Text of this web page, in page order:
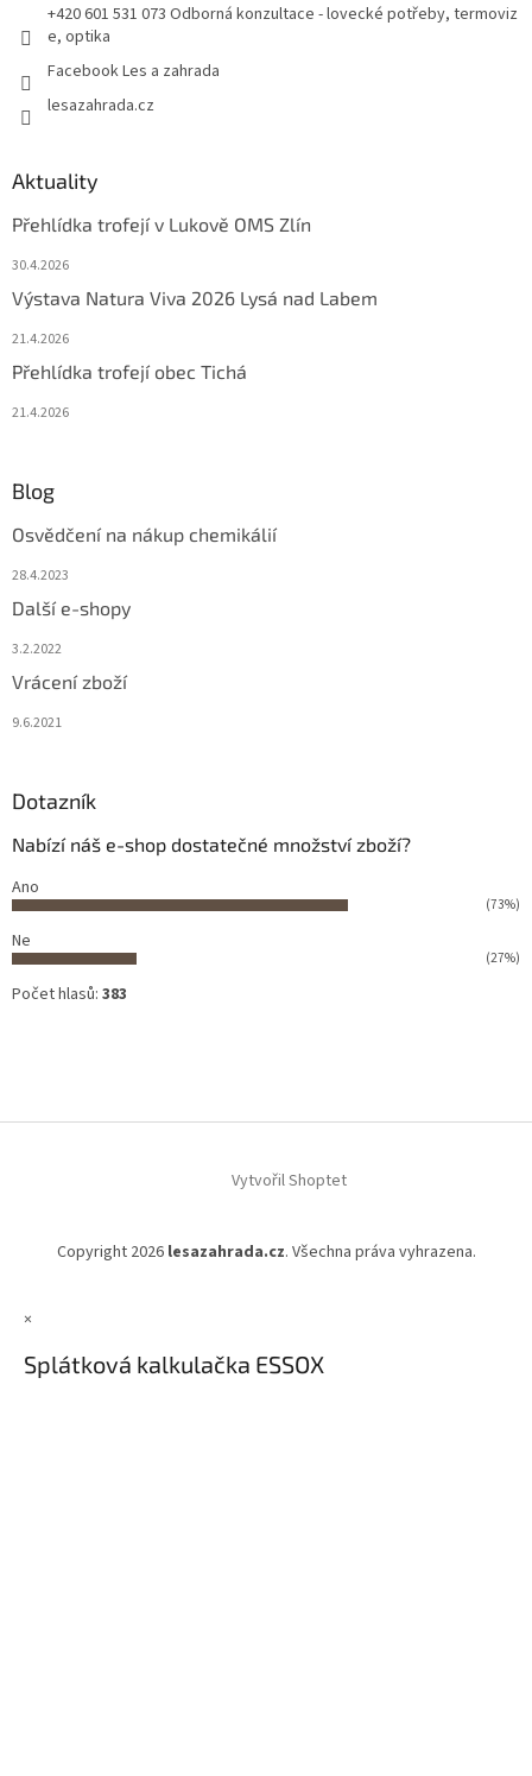
+420 601 531 073 Odborná konzultace - lovecké potřeby, termoviz
e, optika
Facebook Les a zahrada
lesazahrada.cz
Aktuality
Přehlídka trofejí v Lukově OMS Zlín
30.4.2026
Výstava Natura Viva 2026 Lysá nad Labem
21.4.2026
Přehlídka trofejí obec Tichá
21.4.2026
Blog
Osvědčení na nákup chemikálií
28.4.2023
Další e-shopy
3.2.2022
Vrácení zboží
9.6.2021
Dotazník
Nabízí náš e-shop dostatečné množství zboží?
Ano
(73%)
Ne
(27%)
Počet hlasů: 383
Vytvořil Shoptet
Copyright 2026 lesazahrada.cz. Všechna práva vyhrazena.
×
Splátková kalkulačka ESSOX